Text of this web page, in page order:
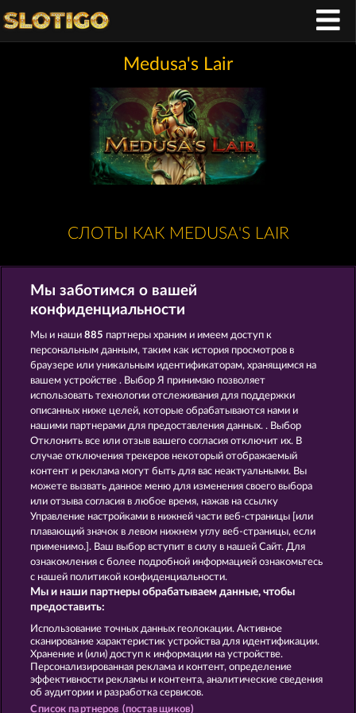
Medusa's Lair
СЛОТЫ КАК MEDUSA'S LAIR
Demi Gods V The Guardian God: Heimdall's Horn
Demi Gods IV - The Golden Era Gates Of Ishtar
Правила КОНФИДЕНЦИАЛЬНОСТЬ
О компании Компания
Партнерская программа
Отправить Запрос об Отказе
Мы заботимся о вашей
конфиденциальности
Мы и наши885 партнеры храним и имеем доступ к
персональным данным, таким как история просмотров в
браузере или уникальным идентификаторам, хранящимся на
вашем устройстве . Выбор Я принимаю позволяет
использовать технологии отслеживания для поддержки
описанных ниже целей, которые обрабатываются нами и
нашими партнерами для предоставления данных. . Выбор
Отклонить все или отзыв вашего согласия отключит их. В
случае отключения трекеров некоторый отображаемый
контент и реклама могут быть для вас неактуальными. Вы
можете вызвать данное меню для изменения своего выбора
или отзыва согласия в любое время, нажав на ссылку
Управление настройками в нижней части веб-страницы [или
плавающий значок в левом нижнем углу веб-страницы, если
применимо.]. Ваш выбор вступит в силу в нашей Сайт. Для
ознакомления с более подробной информацией ознакомьтесь
с нашей политикой конфиденциальности.
Мы и наши партнеры обрабатываем данные, чтобы
предоставить:
Использование точных данных геолокации. Активное
сканирование характеристик устройства для идентификации.
Хранение и (или) доступ к информации на устройстве.
Персонализированная реклама и контент, определение
эффективности рекламы и контента, аналитические сведения
об аудитории и разработка сервисов.
Список партнеров (поставщиков)